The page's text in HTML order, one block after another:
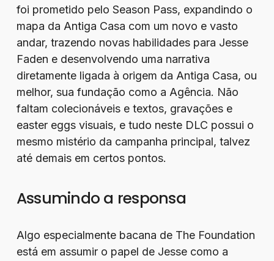
foi prometido pelo Season Pass, expandindo o
mapa da Antiga Casa com um novo e vasto
andar, trazendo novas habilidades para Jesse
Faden e desenvolvendo uma narrativa
diretamente ligada à origem da Antiga Casa, ou
melhor, sua fundação como a Agência. Não
faltam colecionáveis e textos, gravações e
easter eggs visuais, e tudo neste DLC possui o
mesmo mistério da campanha principal, talvez
até demais em certos pontos.
Assumindo a responsa
Algo especialmente bacana de The Foundation
está em assumir o papel de Jesse como a